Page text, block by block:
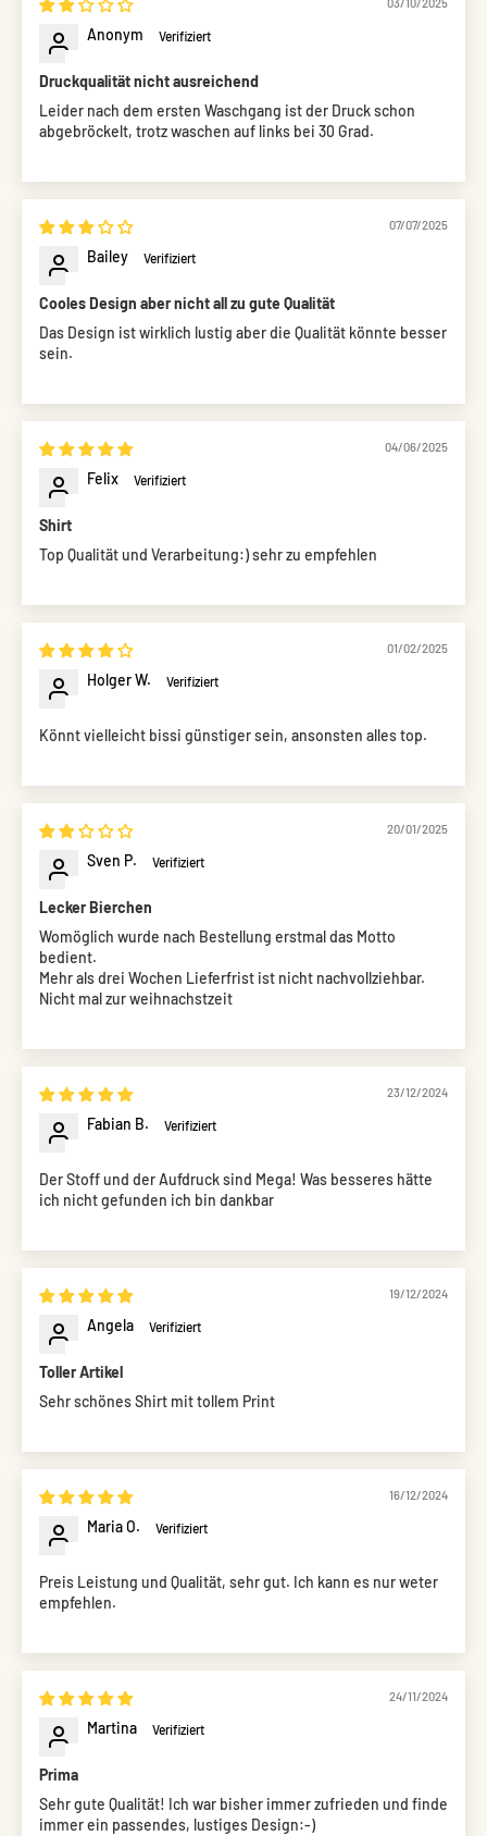
03/10/2025
Anonym
Druckqualität nicht ausreichend
Leider nach dem ersten Waschgang ist der Druck schon
abgebröckelt, trotz waschen auf links bei 30 Grad.
07/07/2025
Bailey
Cooles Design aber nicht all zu gute Qualität
Das Design ist wirklich lustig aber die Qualität könnte besser
sein.
04/06/2025
Felix
Shirt
Top Qualität und Verarbeitung:) sehr zu empfehlen
01/02/2025
Holger W.
Könnt vielleicht bissi günstiger sein, ansonsten alles top.
20/01/2025
Sven P.
Lecker Bierchen
Womöglich wurde nach Bestellung erstmal das Motto
bedient.
Mehr als drei Wochen Lieferfrist ist nicht nachvollziehbar.
Nicht mal zur weihnachstzeit
23/12/2024
Fabian B.
Der Stoff und der Aufdruck sind Mega! Was besseres hätte
ich nicht gefunden ich bin dankbar
19/12/2024
Angela
Toller Artikel
Sehr schönes Shirt mit tollem Print
16/12/2024
Maria O.
Preis Leistung und Qualität, sehr gut. Ich kann es nur weter
empfehlen.
24/11/2024
Martina
Prima
Sehr gute Qualität! Ich war bisher immer zufrieden und finde
immer ein passendes, lustiges Design:-)